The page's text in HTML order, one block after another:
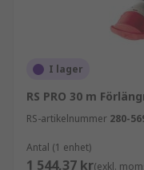
I lager
RS PRO 30 m
RS-artikelnummer 280-
Antal (1 enhet)
1 544,37 kr(exkl.